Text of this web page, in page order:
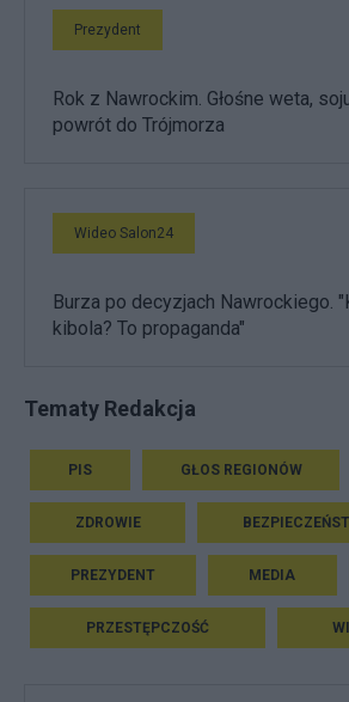
Prezydent
Rok z Nawrockim. Głośne weta,
powrót do Trójmorza
Wideo Salon24
Burza po decyzjach Nawrockiego.
kibola? To propaganda"
Tematy Redakcja
PIS GŁOS REGIONÓW
ZDROWIE
PREZYDENT MEDIA
PRZESTĘPCZOŚĆ